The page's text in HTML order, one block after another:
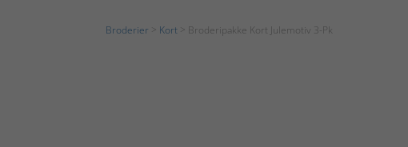
Broderier Kort > Broderipakke Kort Julemotiv 3-Pk